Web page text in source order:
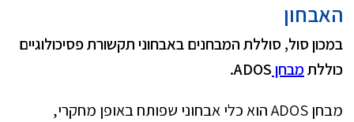
האבחון
במכון סול, סוללת המבחנים באבחוני תקשורת פסיכולוגיים
כוללתמבחןADOS
.
מבחן ADOS הוא כלי אבחוני שפותח באופן מחקרי,